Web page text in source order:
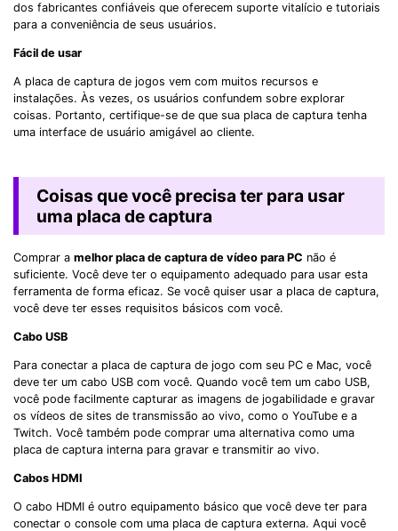
dos fabricantes confiáveis que oferecem suporte vitalício e tutoriais
para a conveniência de seus usuários.
Fácil de usar
A placa de captura de jogos vem com muitos recursos e
instalações. Às vezes, os usuários confundem sobre explorar
coisas. Portanto, certifique-se de que sua placa de captura tenha
uma interface de usuário amigável ao cliente.
Coisas que você precisa ter para usar
uma placa de captura
Comprar a melhor placa de captura de vídeo para PC não é
suficiente. Você deve ter o equipamento adequado para usar esta
ferramenta de forma eficaz. Se você quiser usar a placa de captura,
você deve ter esses requisitos básicos com você.
Cabo USB
Para conectar a placa de captura de jogo com seu PC e Mac, você
deve ter um cabo USB com você. Quando você tem um cabo USB,
você pode facilmente capturar as imagens de jogabilidade e gravar
os vídeos de sites de transmissão ao vivo, como o YouTube e a
Twitch. Você também pode comprar uma alternativa como uma
placa de captura interna para gravar e transmitir ao vivo.
Cabos HDMI
O cabo HDMI é outro equipamento básico que você deve ter para
conectar o console com uma placa de captura externa. Aqui você